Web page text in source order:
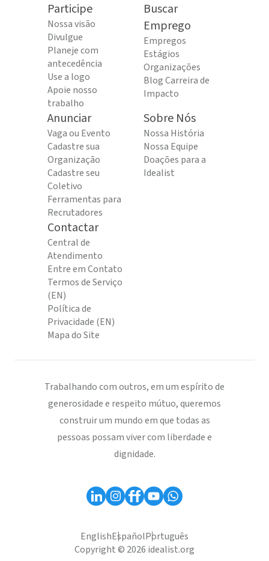
Participe
Nossa visão
Divulgue
Planeje com
antecedência
Use a logo
Apoie nosso
trabalho
Buscar
Emprego
Empregos
Estágios
Organizações
Blog Carreira de
Impacto
Anunciar
Vaga ou Evento
Cadastre sua
Organização
Cadastre seu
Coletivo
Ferramentas para
Recrutadores
Sobre Nós
Nossa História
Nossa Equipe
Doações para a
Idealist
Contactar
Central de
Atendimento
Entre em Contato
Termos de Serviço
(EN)
Política de
Privacidade (EN)
Mapa do Site
Trabalhando com outros, em um espírito de
generosidade e respeito mútuo, queremos
construir um mundo em que todas as
pessoas possam viver com liberdade e
dignidade.
EnglishEspañolPortuguês
Copyright © 2026 idealist.org